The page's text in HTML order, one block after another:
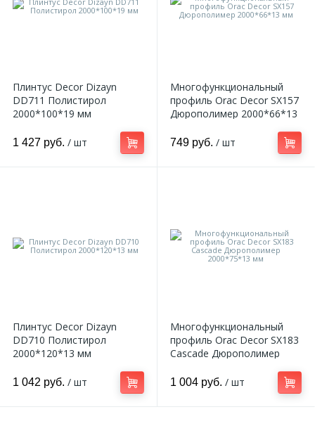
Плинтус Decor Dizayn
DD711 Полистирол
2000*100*19 мм
1 427 руб. / шт
Многофункциональный
профиль Orac Decor SX157
Дюрополимер 2000*66*13
749 руб. / шт
Плинтус Decor Dizayn
DD710 Полистирол
2000*120*13 мм
1 042 руб. / шт
Многофункциональный
профиль Orac Decor SX183
Cascade Дюрополимер
1 004 руб. / шт